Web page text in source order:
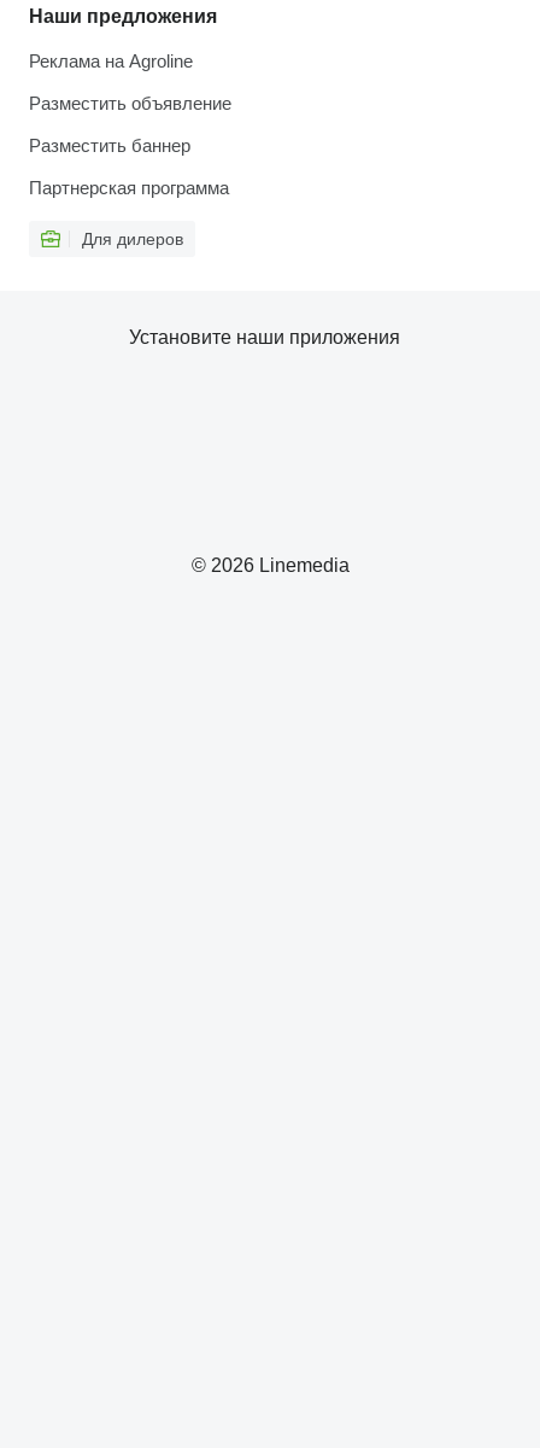
Наши предложения
Реклама на Agroline
Разместить объявление
Разместить баннер
Партнерская программа
Для дилеров
© 2026 Linemedia
Установите наши приложения